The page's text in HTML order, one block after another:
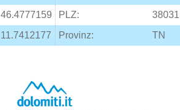
46.4777159 PLZ:
38031
11.7412177 Provinz: TN